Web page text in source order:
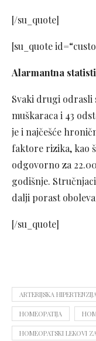
[/su_quote]
[su_quote
Alarmantna
Svaki drugi odrasli
muškaraca i 43
je i najčešće
faktore rizika, kao
odgovorno za
godišnje.
dalji porast
[/su_quote]
ARTERIJSKA HIPERTENZIJA
HOMEOPATIJA
HOMEOPATSKI LEKOVI